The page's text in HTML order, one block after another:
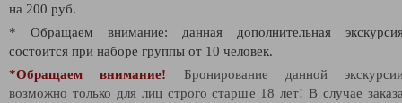
на 200 руб.
* Обращаем внимание: данная дополнительная
состоится при наборе группы от 10 человек.
*Обращаем внимание! Бронирование данной
возможно только для лиц строго старше 18 лет! В случае